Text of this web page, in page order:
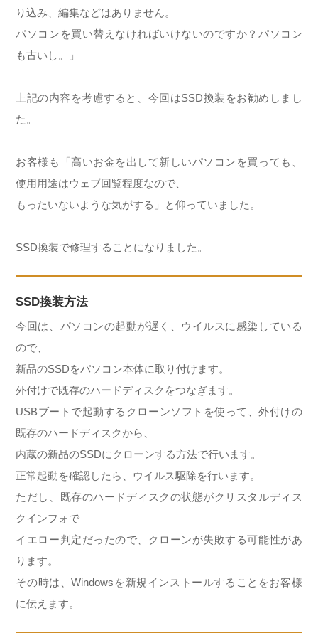
り込み、編集などはありません。
パソコンを買い替えなければいけないのですか？パソコン
も古いし。」
上記の内容を考慮すると、今回はSSD換装をお勧めしまし
た。
お客様も「高いお金を出して新しいパソコンを買っても、
使用用途はウェブ回覧程度なので、
もったいないような気がする」と仰っていました。
SSD換装で修理することになりました。
SSD換装方法
今回は、パソコンの起動が遅く、ウイルスに感染している
ので、
新品のSSDをパソコン本体に取り付けます。
外付けで既存のハードディスクをつなぎます。
USBブートで起動するクローンソフトを使って、外付けの
既存のハードディスクから、
内蔵の新品のSSDにクローンする方法で行います。
正常起動を確認したら、ウイルス駆除を行います。
ただし、既存のハードディスクの状態がクリスタルディス
クインフォで
イエロー判定だったので、クローンが失敗する可能性があ
ります。
その時は、Windowsを新規インストールすることをお客様
に伝えます。